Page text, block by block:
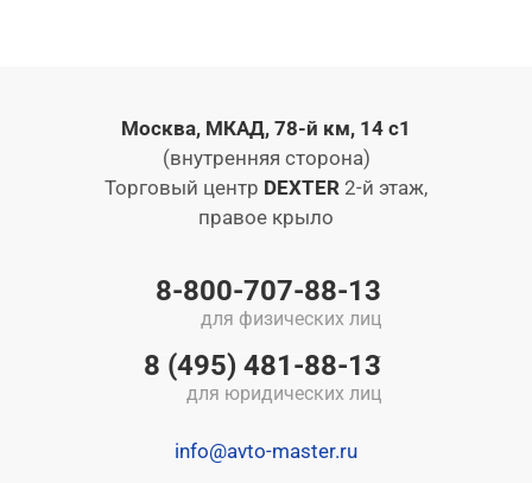
Москва, МКАД, 78-й км, 14 с1
(внутренняя сторона)
Торговый центр DEXTER 2-й этаж,
правое крыло
8-800-707-88-13
для физических лиц
8 (495) 481-88-13
для юридических лиц
info@avto-master.ru